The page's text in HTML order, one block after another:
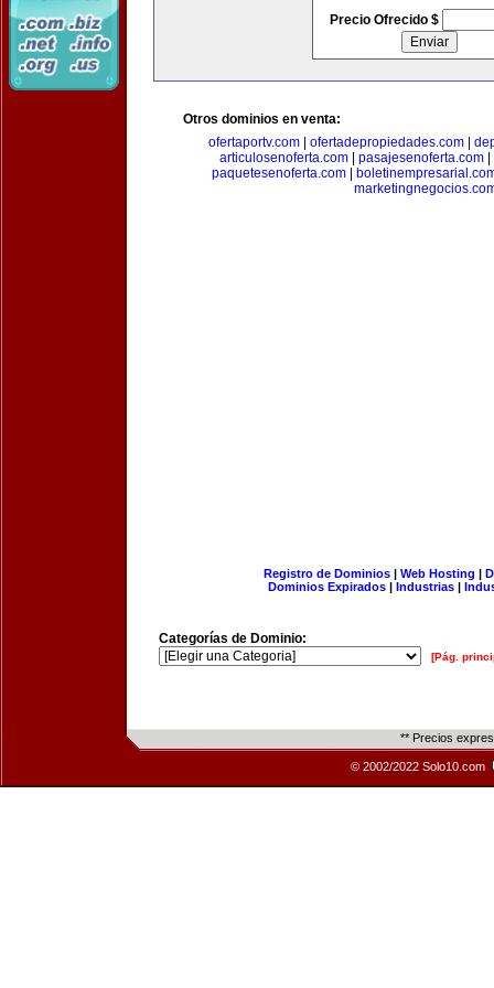
Precio Ofrecido $
Otros dominios en venta:
ofertaportv.com
ofertadepropiedades.com
articulosenoferta.com
pasajesenoferta.com
paquetesenoferta.com|
Registro de Dominios| Web Hosting |
Dominios Expirados | Industrias |
Categorías de Dominio:
[Pág.
** Precios
© 2002/2022 Solo10.com